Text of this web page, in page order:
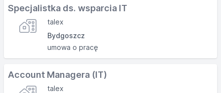
Specjalistka ds. wsparcia IT
talex
Bydgoszcz
umowa o pracę
Account Managera (IT)
talex